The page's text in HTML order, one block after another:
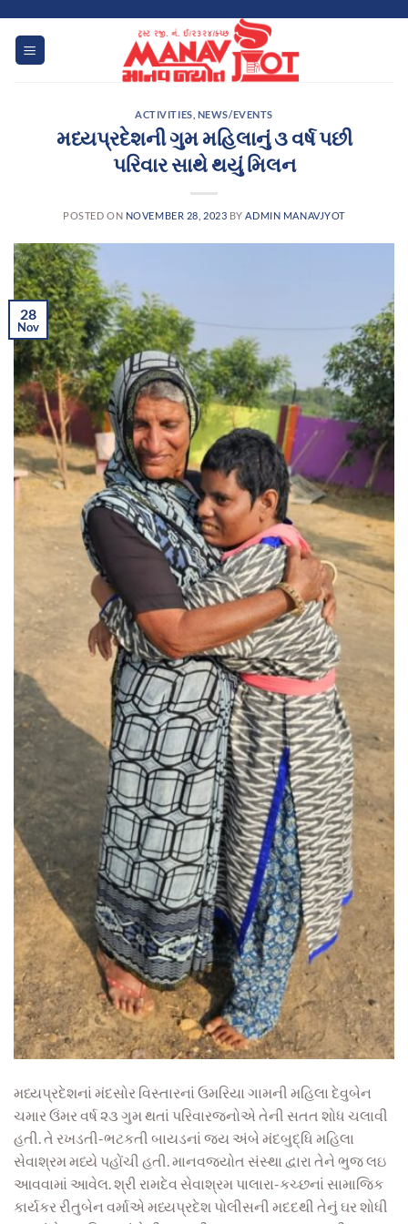
content
ACTIVITIES NEWS/EVENTS
મધ્યપ્રદેશની ગુમ મહિલાનું ૩ વર્ષ પછી
પરિવાર સાથે થયું મિલન
POSTED ON NOVEMBER 28, 2023 BY ADMIN MANAVJYOT
28
Nov
મધ્યપ્રદેશનાં મંદસોર વિસ્તારનાં ઉમરિયા ગામની મહિલા દેવુબેન
ચમાર ઉંમર વર્ષ ૨૩ ગુમ થતાં પરિવારજનોએ તેની સતત શોધ ચલાવી
હતી. તે રખડતી-ભટકતી બાયડનાં જય અંબે મંદબુદ્ધિ મહિલા
સેવાશ્રમ મધ્યે પહોંચી હતી. માનવજ્યોત સંસ્થા દ્વારા તેને ભુજ લઇ
આવવામાં આવેલ. શ્રી રામદેવ સેવાશ્રમ પાલારા-કચ્છનાં સામાજિક
કાર્યકર રીતુબેન વર્માએ મધ્યપ્રદેશ પોલીસની મદદથી તેનું ઘર શોધી